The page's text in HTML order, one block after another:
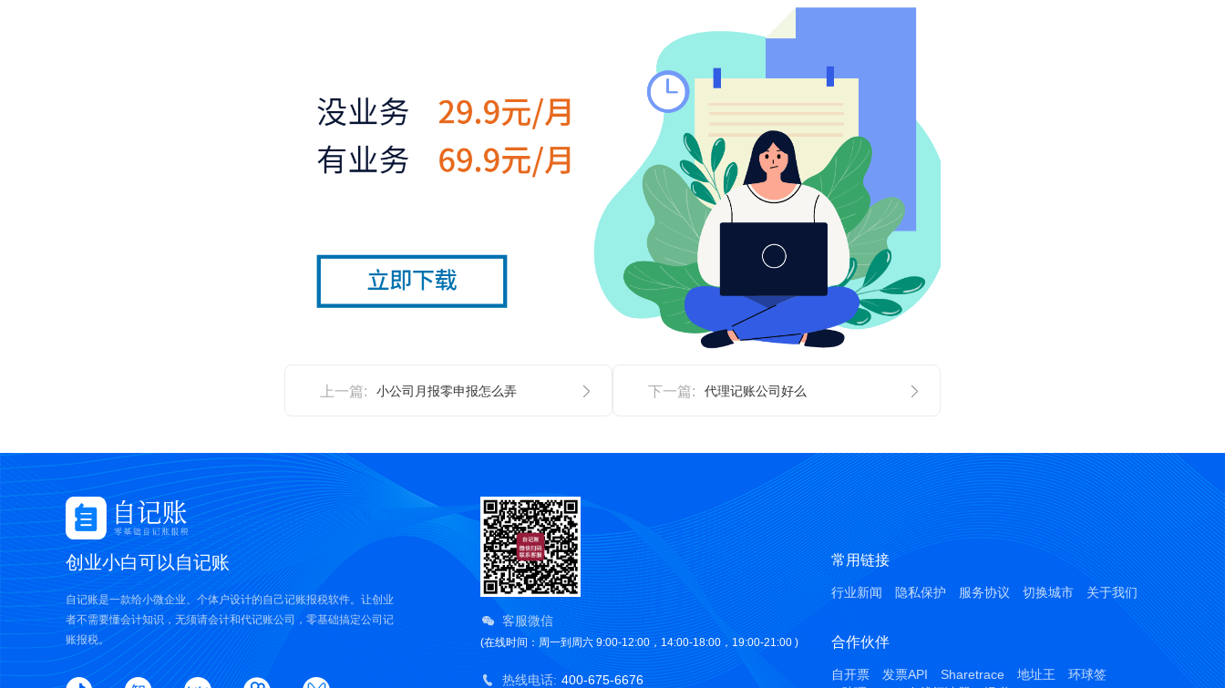
上一篇: 小公司月报零申报怎么弄 下一篇: 代理记账公司好么
创业小白可以自记账
自记账是一款给小微企业、个体户设计的自己记账报税软件。让创业
者不需要懂会计知识，无须请会计和代记账公司，零基础搞定公司记
账报税。
客服微信
(在线时间：周一到周六 9:00-12:00，14:00-18:00，19:00-21:00 )
热线电话: 400-675-6676
常用链接
行业新闻 隐私保护 服务协议 切换城市 关于我们
合作伙伴
自开票 发票API Sharetrace 地址王
环球签